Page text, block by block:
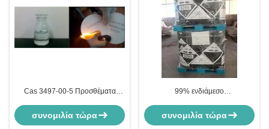
Cas 3497-00-5 Προσθέματα
Φαινυλοθυοφωσφονικό
διχλωρίδιο ενδιάμεσο
συνομιλία τώρα
99% ενδιάμεσο
πρόσθετα επιβραδυντικών
φλόγας, Cas 824-72-6
συνομιλία τώρα